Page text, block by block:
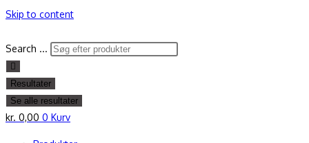
Skip to content
Search ...
Resultater
Se alle resultater
kr. 0,00 0 Kurv